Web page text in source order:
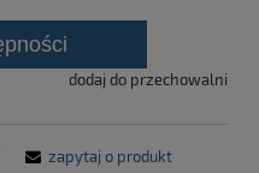
dodaj do przechowalni
zapytaj o produkt